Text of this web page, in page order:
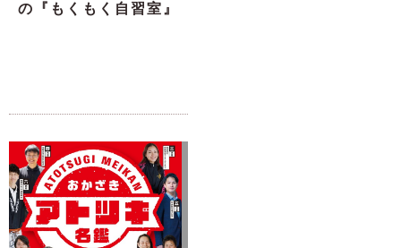
の『もくもく自習室』